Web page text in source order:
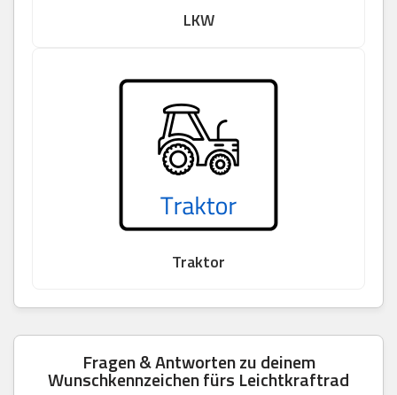
LKW
Traktor
Fragen & Antworten zu deinem
Wunschkennzeichen fürs Leichtkraftrad